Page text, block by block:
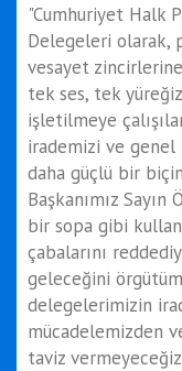
"Cumhuriyet Halk
Delegeleri olarak,
vesayet
tek ses, tek
işletilmeye
irademizi ve genel
daha güçlü bir
Başkanımız Sayın
bir sopa gibi
çabalarını
geleceğini
delegelerimizin
mücadelemizden
taviz